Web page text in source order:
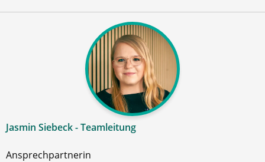
Jasmin Siebeck - Teamleitung
Ansprechpartnerin